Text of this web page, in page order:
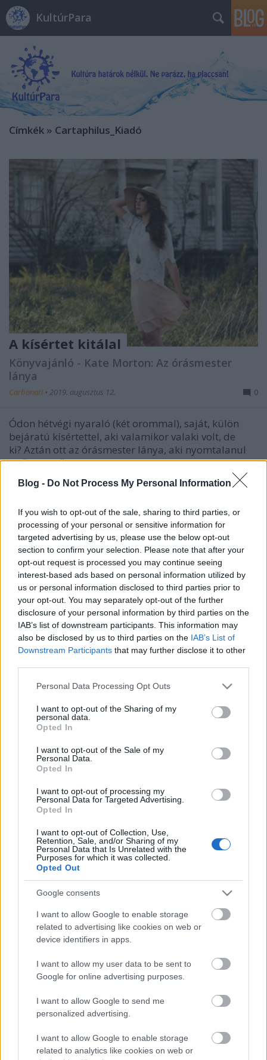
Blog - Do Not Process My Personal Information
If you wish to opt-out of the sale, sharing to third parties, or
processing of your personal or sensitive information for
targeted advertising by us, please use the below opt-out
section to confirm your selection. Please note that after your
opt-out request is processed you may continue seeing
interest-based ads based on personal information utilized by
us or personal information disclosed to third parties prior to
your opt-out. You may separately opt-out of the further
disclosure of your personal information by third parties on the
IAB’s list of downstream participants. This information may
also be disclosed by us to third parties on the IAB’s List of
Downstream Participants that may further disclose it to other
Please note that this website/app uses one or more Google
not limited to your visit or usage behaviour. You may click to
grant or deny consent to Google and its third-party tags to
use your data for below specified purposes in below Google
consent section.
Personal Data Processing Opt Outs
I want to opt-out of the Sharing of my
personal data.
Opted In
I want to opt-out of the Sale of my
Personal Data.
Opted In
I want to opt-out of processing my
Personal Data for Targeted Advertising.
Opted In
I want to opt-out of Collection, Use,
Retention, Sale, and/or Sharing of my
Personal Data that Is Unrelated with the
Purposes for which it was collected.
Opted Out
Google consents
I want to allow Google to enable storage
related to advertising like cookies on web or
device identifiers in apps.
I want to allow my user data to be sent to
Google for online advertising purposes.
I want to allow Google to send me
personalized advertising.
I want to allow Google to enable storage
related to analytics like cookies on web or
KultúrPara
Címkék » Cartaphilus_Kiadó
A kísértet kitálal
Könyvajánló - Kate Morton: Az órásmester
lánya
Carbonari • 2019. augusztus 12. 0
Ódon hétvégi nyaraló (két orommal), saját, külön
bejáratú kísértettel, aki valamikor valaki volt, de
ki? Aztán ott az órásmester lánya, aki nyomtalanul
eltűnt, festő szerelme reménytelenül kereste egész
életében. Sok-sok éve, még a jelenben is keresik a
kulcsot az akkor történt eseményekhez: a lány…
A virtuális világ az emberiség
vesztére tör
Könyvajánló - James Dashner: Árral szemben
2018. április 29.
James ​Dashnert világhírűvé tette az Útvesztő-sorozat,
emiatt senki nem lepődött meg, hogy a Halandósági
elv, az újabb trilógiája szintén hatalmas sikert
aratott világszerte. Az első kötetben
megismertük Michael-t, aki szinte minden idejét
a VirtNet-en tölti, és akinek nincs…
Kennedy özvegye szokatlan